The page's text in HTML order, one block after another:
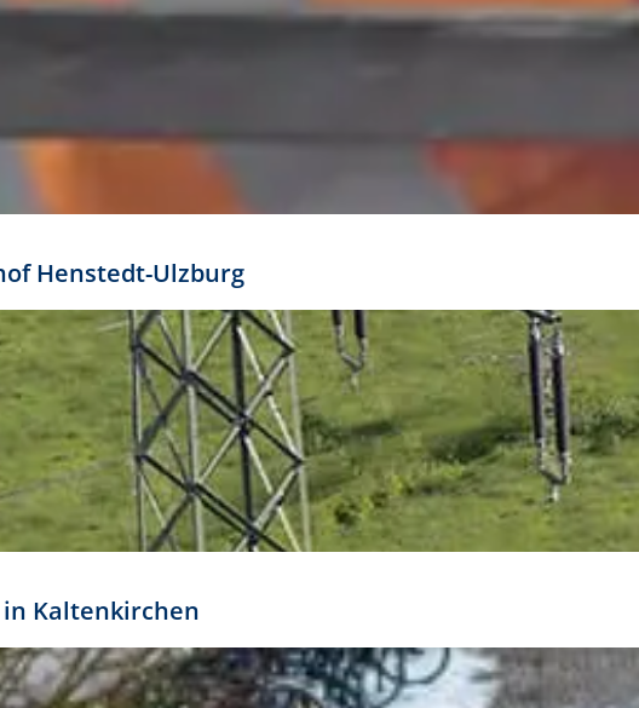
Formathöhe. Daraus ergeben sich für gängige Formate
im Layout:
%)
auch größer oder kleiner gesetzt werden. Dazu bedarf es jedoch
der Marketingabteilung.
Henstedt-Ulzburg
Kaltenkirchen